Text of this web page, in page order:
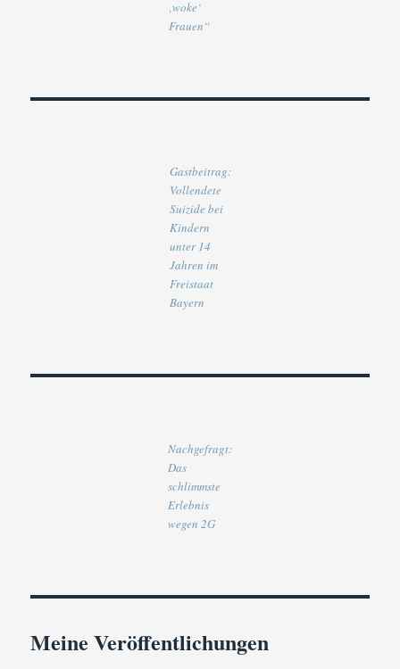
‚woke‘
Frauen“
Gastbeitrag:
Vollendete
Suizide bei
Kindern
unter 14
Jahren im
Freistaat
Bayern
Nachgefragt:
Das
schlimmste
Erlebnis
wegen 2G
Meine Veröffentlichungen